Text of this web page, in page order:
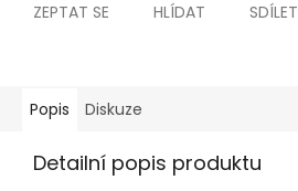
ZEPTAT SE HLÍDAT SDÍLET
Popis Diskuze
Detailní popis produktu